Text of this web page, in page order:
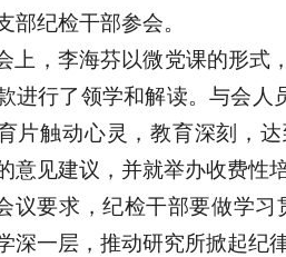
部纪检干部参会。
上，李海芬以微党课的形式
进行了领学和解读。与会
片触动心灵，教育深刻，
意见建议，并就举办收费性
议要求，纪检干部要做学
深一层，推动研究所掀起纪